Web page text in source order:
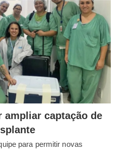
ampliar captação de
para permitir novas